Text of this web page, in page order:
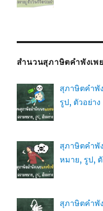
สำนวนสุภาษิตคำพังเพย
สุภาษิตคำพั
รูป, ตัวอย่าง
สุภาษิตคำพั
หมาย, รูป,
สุภาษิตคำพั